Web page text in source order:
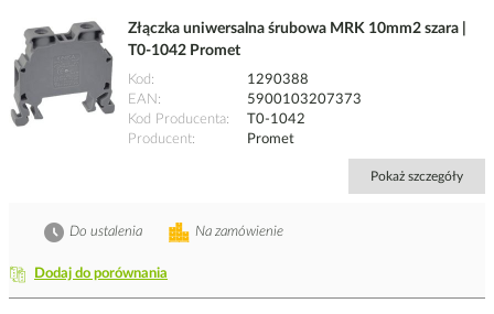
Złączka uniwersalna śrubowa MRK 10mm2 szara |
T0-1042 Promet
Kod
1290388
EAN
5900103207373
Kod Producenta
T0-1042
Producent
Promet
Pokaż szczegóły
Dodaj do porównania
Na zamówienie
Do ustalenia